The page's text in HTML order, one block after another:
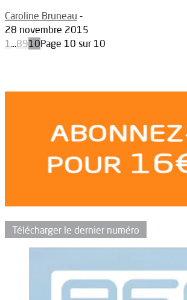
Caroline Bruneau -
28 novembre 2015
1...8910Page 10 sur 10
Télécharger le dernier numéro